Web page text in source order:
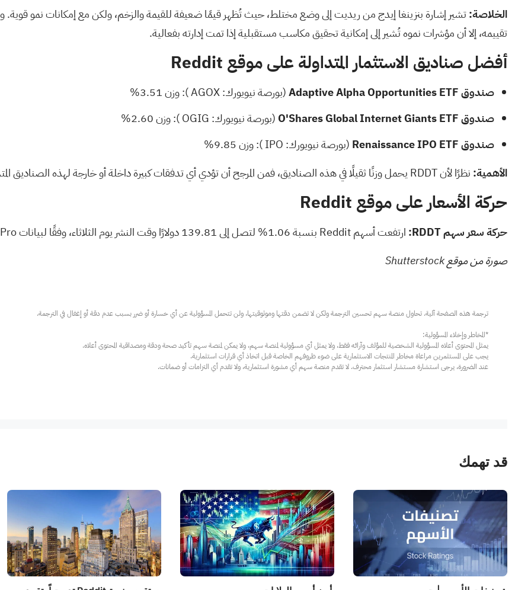
الخلاصة:تشير إشارة بنزينغا إيدج من ريديت إلى وضع مختلط، حيث تُظهر قيمًا ضعيفة للقيمة والزخم، ولكن مع إمكانات نمو
تقييمه، إلا أن مؤشرات نموه تُشير إلى إمكانية تحقيق مكاسب مستقبلية إذا تمت إدارته بفعالية.
أفضل صناديق الاستثمار المتداولة على موقع Reddit
صندوق Adaptive Alpha Opportunities ETF (بورصة نيويورك:AGOX): وزن 3.51%
صندوق O'Shares Global Internet Giants ETF
(بورصة نيويورك: OGIG): وزن 2.60%
صندوق Renaissance IPO ETF
(بورصة نيويورك: IPO): وزن 9.85%
الأهمية: نظرًا لأن RDDT يحمل وزنًا ثقيلًا في هذه الصناديق، فمن المرجح أن تؤدي أي تدفقات كبيرة داخلة أو خارجة لهذه الصناديق المتداولة في البورصة إلى الشراء أو البيع التلقائي للسهم.
حركة الأسعار على موقع Reddit
حركة سعر سهم RDDT: ارتفعت أسهم Reddit بنسبة 1.06% لتصل إلى 139.81 دولارًا وقت النشر يوم الثلاثاء، وفقًا لبيانات Benzinga Pro
صورة من موقع Shutterstock
عند الضرورة، يرجى استشارة مستشار استثمار محترف. لا تقدم منصة سهم أي مشورة استثمارية، ولا تقدم أي التزامات أو ضمانات.
قد تهمك